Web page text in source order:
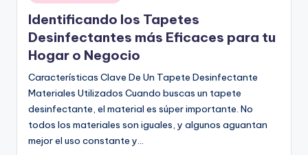
en
Identificando los Tapetes
Desinfectantes más Eficaces para tu
Hogar o Negocio
Características Clave De Un Tapete Desinfectante
Materiales Utilizados Cuando buscas un tapete
desinfectante, el material es súper importante. No
todos los materiales son iguales, y algunos aguantan
mejor el uso constante y…